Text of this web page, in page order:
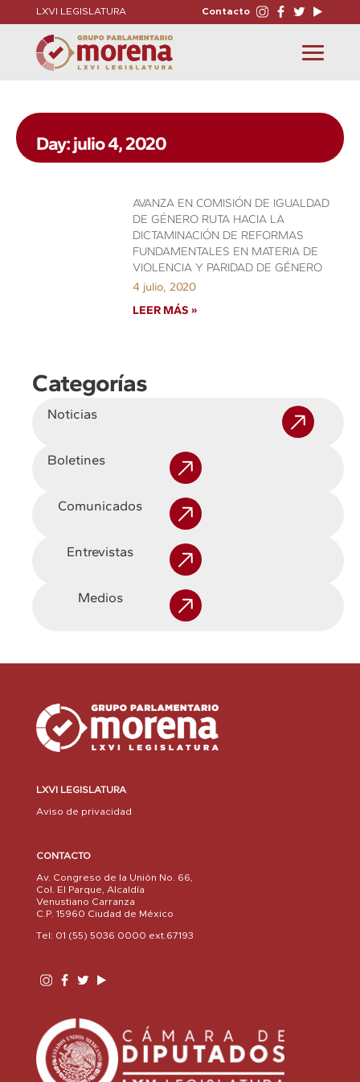
LXVI LEGISLATURA Contacto
Toggle
navigation
Day: julio 4, 2020
AVANZA EN COMISIÓN DE IGUALDAD
DE GÉNERO RUTA HACIA LA
DICTAMINACIÓN DE REFORMAS
FUNDAMENTALES EN MATERIA DE
VIOLENCIA Y PARIDAD DE GÉNERO
4 julio, 2020
LEER MÁS »
Categorías
Noticias
Boletines
Comunicados
Entrevistas
Medios
LXVI LEGISLATURA
Aviso de privacidad
CONTACTO
Av. Congreso de la Unión No. 66,
Col. El Parque, Alcaldía
Venustiano Carranza
C.P. 15960 Ciudad de México
Tel: 01 (55) 5036 0000 ext.67193